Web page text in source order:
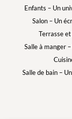
Enfants – Un
Salon – Un
Terrasse
Salle à manger
Salle de bain –